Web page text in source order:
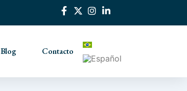
Blog Contacto